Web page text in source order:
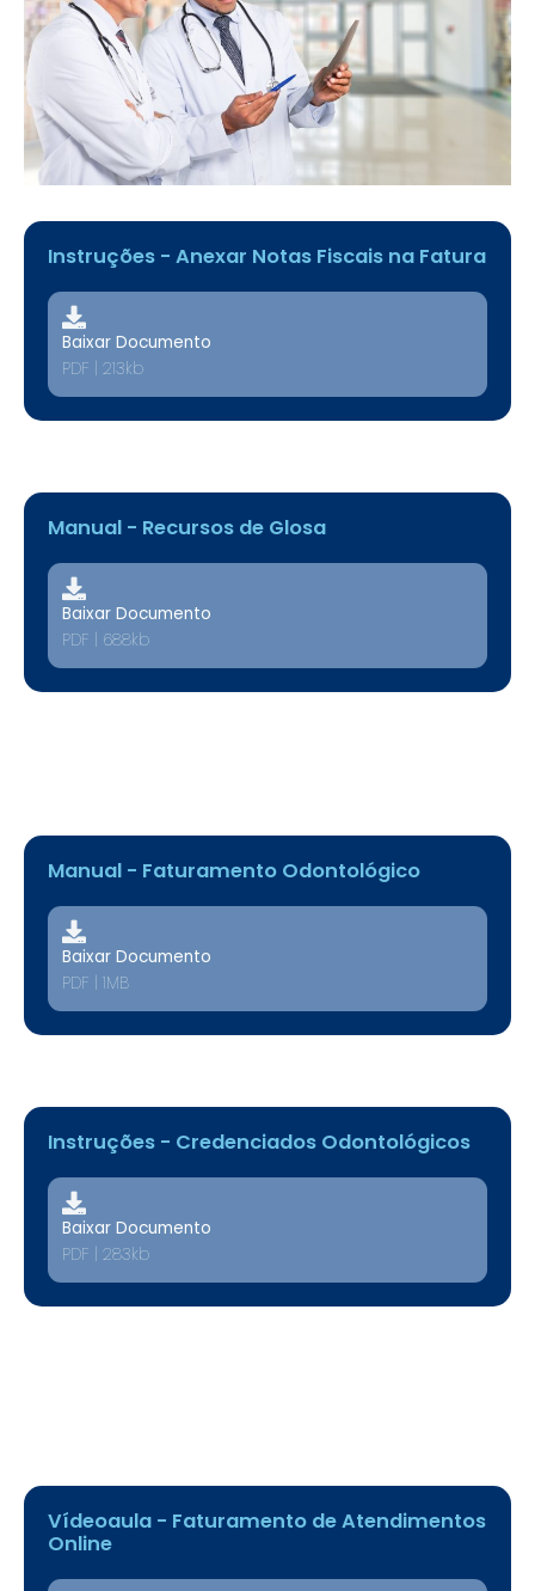
Instruções - Anexar Notas Fiscais na Fatura
Baixar Documento
PDF | 213kb
Manual - Recursos de Glosa
Baixar Documento
PDF | 688kb
Manual - Faturamento Odontológico
Baixar Documento
PDF | 1MB
Instruções - Credenciados Odontológicos
Baixar Documento
PDF | 283kb
Vídeoaula - Faturamento de Atendimentos
Online